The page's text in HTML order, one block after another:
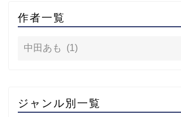
作者一覧
ジャンル別一覧